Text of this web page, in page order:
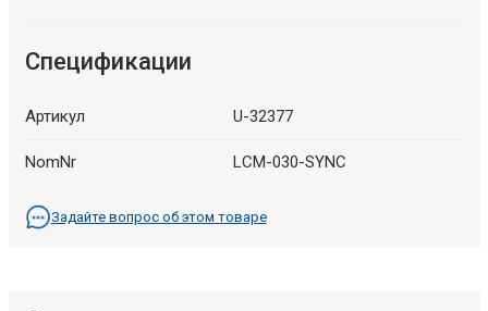
Спецификации
Артикул U-32377
NomNr LCM-030-SYNC
Задайте вопрос об этом товаре